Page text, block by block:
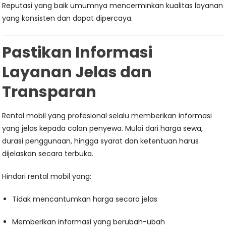
Reputasi yang baik umumnya mencerminkan kualitas layanan
yang konsisten dan dapat dipercaya.
Pastikan Informasi
Layanan Jelas dan
Transparan
Rental mobil yang profesional selalu memberikan informasi
yang jelas kepada calon penyewa. Mulai dari harga sewa,
durasi penggunaan, hingga syarat dan ketentuan harus
dijelaskan secara terbuka.
Hindari rental mobil yang:
Tidak mencantumkan harga secara jelas
Memberikan informasi yang berubah-ubah